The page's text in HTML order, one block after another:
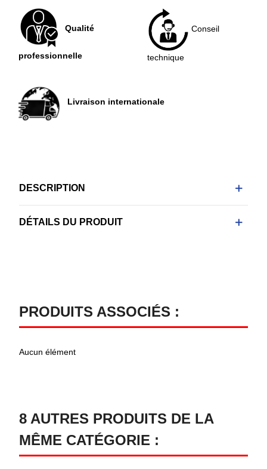
Qualité
professionnelle
Conseil
technique
Livraison internationale
DESCRIPTION
DÉTAILS DU PRODUIT
PRODUITS ASSOCIÉS :
Aucun élément
8 AUTRES PRODUITS DE LA
MÊME CATÉGORIE :